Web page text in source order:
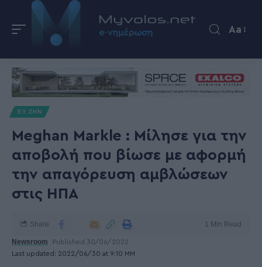
Aa
ΕΥ ΖΗΝ
Meghan Markle : Μίλησε για την
αποβολή που βίωσε με αφορμή
την απαγόρευση αμβλώσεων
στις ΗΠΑ
Last updated: 2022/06/30 at 9:10 ΜΜ
Newsroom Published 30/06/2022
Share 1 Min Read